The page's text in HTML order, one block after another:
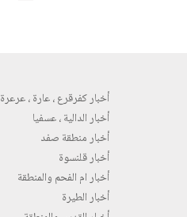
أخبار كفرقرع ، عارة ، عرعرة
أخبار الدالية ، عسفيا
أخبار منطقة صفد
أخبار قلنسوة
أخبار ام الفحم والمنطقة
أخبار الطيرة